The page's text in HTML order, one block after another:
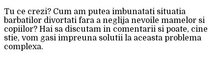
Tu ce crezi? Cum am putea imbunatati situatia
barbatilor divortati fara a neglija nevoile mamelor si
copiilor? Hai sa discutam in comentarii si poate, cine
stie, vom gasi impreuna solutii la aceasta problema
complexa.